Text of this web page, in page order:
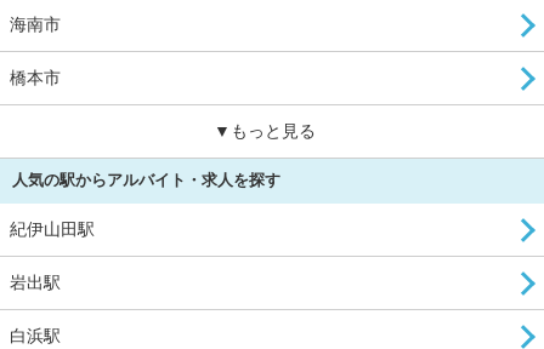
海南市
橋本市
▼もっと見る
人気の駅からアルバイト・求人を探す
紀伊山田駅
岩出駅
白浜駅